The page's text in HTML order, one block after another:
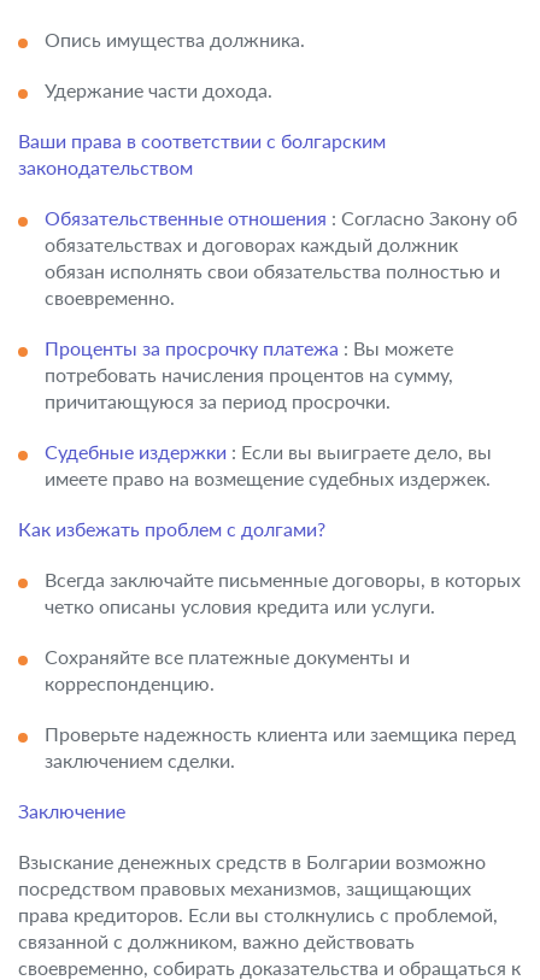
Опись имущества должника.
Удержание части дохода.
Ваши права в соответствии с болгарским
законодательством
Обязательственные отношения : Согласно Закону об
обязательствах и договорах каждый должник
обязан исполнять свои обязательства полностью и
своевременно.
Проценты за просрочку платежа : Вы можете
потребовать начисления процентов на сумму,
причитающуюся за период просрочки.
Судебные издержки : Если вы выиграете дело, вы
имеете право на возмещение судебных издержек.
Как избежать проблем с долгами?
Всегда заключайте письменные договоры, в которых
четко описаны условия кредита или услуги.
Сохраняйте все платежные документы и
корреспонденцию.
Проверьте надежность клиента или заемщика перед
заключением сделки.
Заключение
Взыскание денежных средств в Болгарии возможно
посредством правовых механизмов, защищающих
права кредиторов. Если вы столкнулись с проблемой,
связанной с должником, важно действовать
своевременно, собирать доказательства и обращаться к